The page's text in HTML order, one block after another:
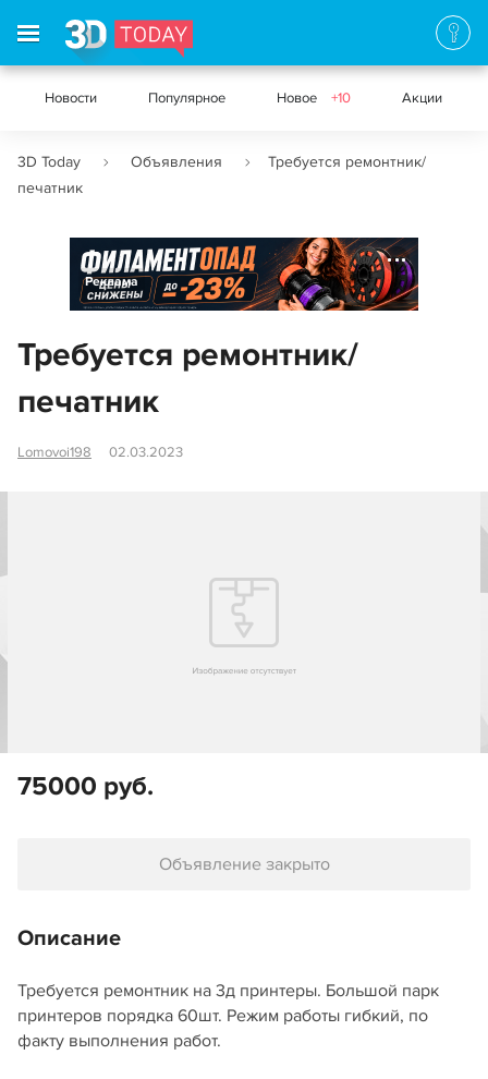
Новости Популярное Новое +10 Акции
3D Today Объявления
Требуется ремонтник/
печатник
Реклама
Требуется ремонтник/
печатник
Lomovoi198 02.03.2023
75000 руб.
Объявление закрыто
Описание
Требуется ремонтник на 3д принтеры. Большой парк
принтеров порядка 60шт. Режим работы гибкий, по
факту выполнения работ.